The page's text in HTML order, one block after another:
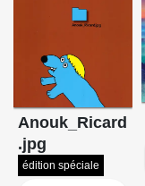
Anouk_Ricard
.jpg
édition spéciale